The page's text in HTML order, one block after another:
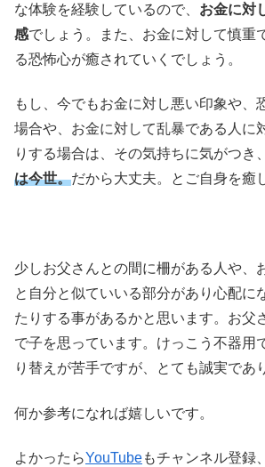
な体験を経験しているので、 お金に対
感でしょう。また、お金に対して慎重
る恐怖心が癒されていくでしょう。
もし、今でもお金に対し悪い印象や、
場合や、お金に対して乱暴である人に
りする場合は、その気持ちに気がつき、
は今世。だから大丈夫。とご自身を癒
少しお父さんとの間に柵がある人や、
と自分と似ていいる部分があり心配に
たりする事があるかと思います。お父
で子を思っています。けっこう不器用
り替えが苦手ですが、とても誠実であ
何か参考になれば嬉しいです。
よかったらYouTubeもチャンネル登録、